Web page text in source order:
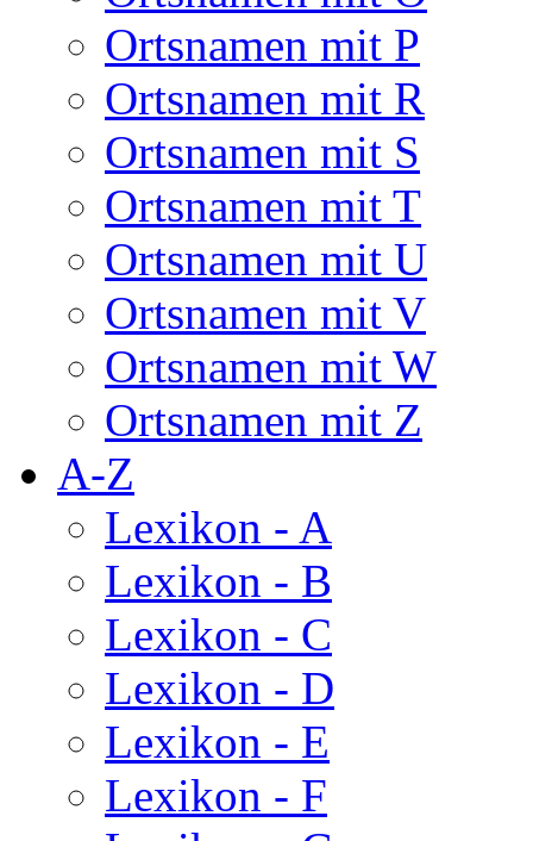
Ortsnamen mit P
Ortsnamen mit R
Ortsnamen mit S
Ortsnamen mit T
Ortsnamen mit U
Ortsnamen mit V
Ortsnamen mit W
Ortsnamen mit Z
A-Z
Lexikon - A
Lexikon - B
Lexikon - C
Lexikon - D
Lexikon - E
Lexikon - F